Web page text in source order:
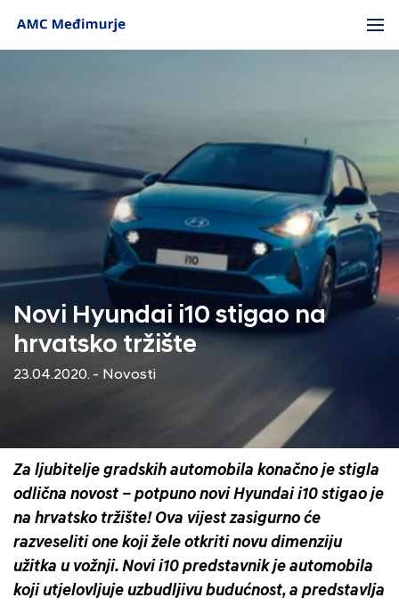
Novi Hyundai i10 stigao na
hrvatsko tržište
23.04.2020. - Novosti
Za ljubitelje gradskih automobila konačno je stigla
odlična novost – potpuno novi Hyundai i10 stigao je
na hrvatsko tržište! Ova vijest zasigurno će
razveseliti one koji žele otkriti novu dimenziju
užitka u vožnji. Novi i10 predstavnik je automobila
koji utjelovljuje uzbudljivu budućnost, a predstavlja